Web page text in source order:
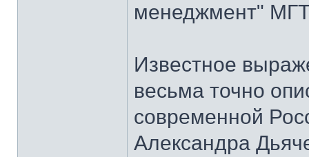
менеджмент"
Известное
весьма точно
современной
Александра